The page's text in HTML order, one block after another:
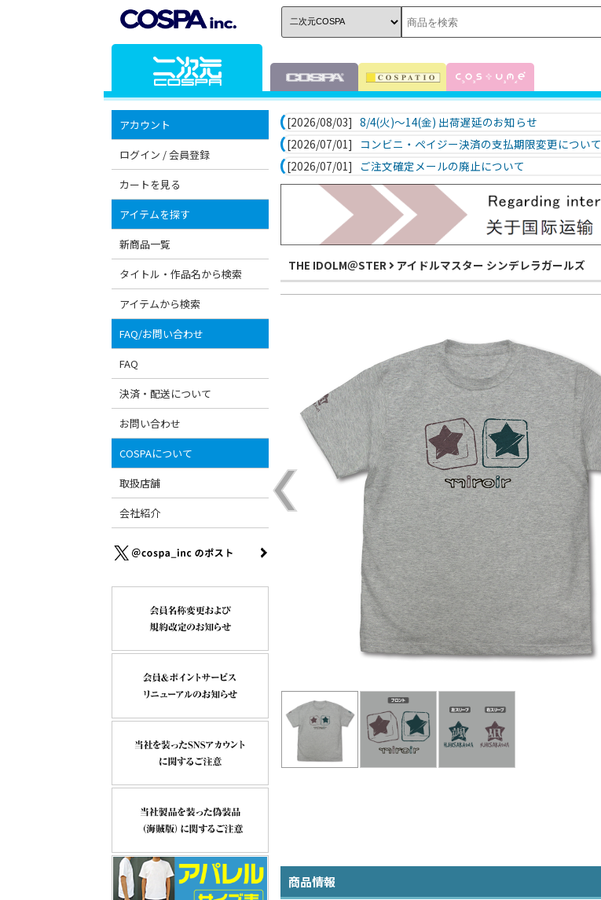
アカウント
ログイン / 会員登録
カートを見る
アイテムを探す
新商品一覧
タイトル・作品名から検索
アイテムから検索
FAQ/お問い合わせ
FAQ
決済・配送について
お問い合わせ
COSPAについて
取扱店舗
会社紹介
[2026/08/03] 8/4(火)～14(金) 出荷遅延のお知らせ
[2026/07/01]
コンビニ・ペイジー決済の支払期限変更について
[2026/07/01]
ご注文確定メールの廃止について
THE IDOLM＠STER アイドルマスター シンデレラガールズ
商品情報